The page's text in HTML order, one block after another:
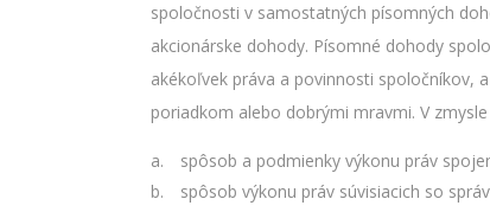
spoločnosti v samostatných písomných
akcionárske dohody. Písomné dohody
akékoľvek práva a povinnosti spoločníkov,
poriadkom alebo dobrými mravmi. V
spôsob a podmienky výkonu práv
spôsob výkonu práv súvisiacich so